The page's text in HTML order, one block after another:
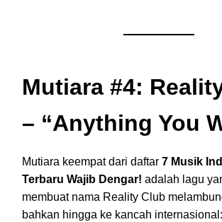
Mutiara #4:
– “Anything You
Mutiara keempat dari daftar 7 Musik
Terbaru Wajib Dengar! adalah lagu
membuat nama Reality Club
bahkan hingga ke kancah